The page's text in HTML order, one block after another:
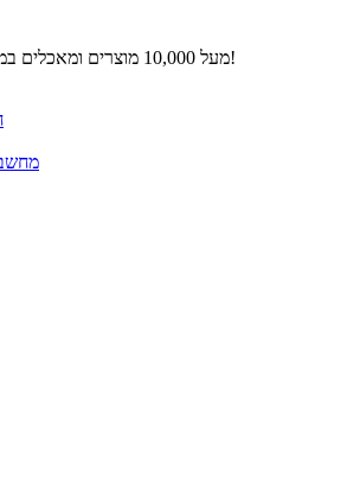
מעל 10,000 מוצרים ומאכלים במאגר עם ערכים תזונתיים!